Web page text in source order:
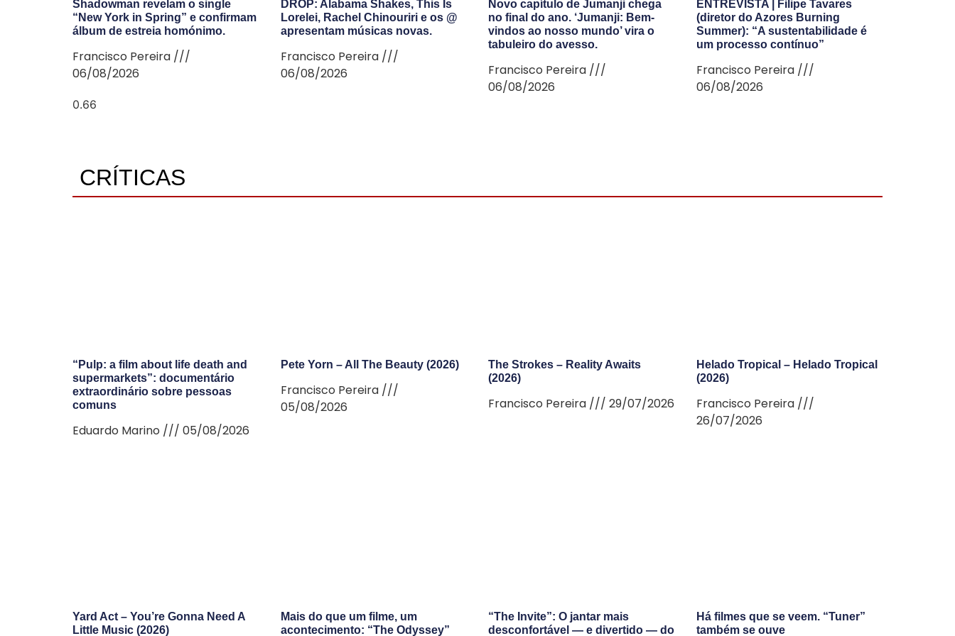
Shadowman revelam o single
“New York in Spring” e confirmam
álbum de estreia homónimo.
Francisco Pereira
06/08/2026
DROP: Alabama Shakes, This Is
Lorelei, Rachel Chinouriri e os @
apresentam músicas novas.
Francisco Pereira
06/08/2026
Novo capítulo de Jumanji chega
no final do ano. ‘Jumanji: Bem-
vindos ao nosso mundo’ vira o
tabuleiro do avesso.
Francisco Pereira
06/08/2026
ENTREVISTA | Filipe Tavares
(diretor do Azores Burning
Summer): “A sustentabilidade é
um processo contínuo”
Francisco Pereira
06/08/2026
CRÍTICAS
“Pulp: a film about life death and
supermarkets”: documentário
extraordinário sobre pessoas
comuns
Eduardo Marino 05/08/2026
Pete Yorn – All The Beauty (2026)
Francisco Pereira
05/08/2026
The Strokes – Reality Awaits
(2026)
Francisco Pereira 29/07/2026
Helado Tropical – Helado Tropical
(2026)
Francisco Pereira
26/07/2026
Yard Act – You’re Gonna Need A
Little Music (2026)
Mais do que um filme, um
acontecimento: “The Odyssey”
“The Invite”: O jantar mais
desconfortável — e divertido — do
Há filmes que se veem. “Tuner”
também se ouve